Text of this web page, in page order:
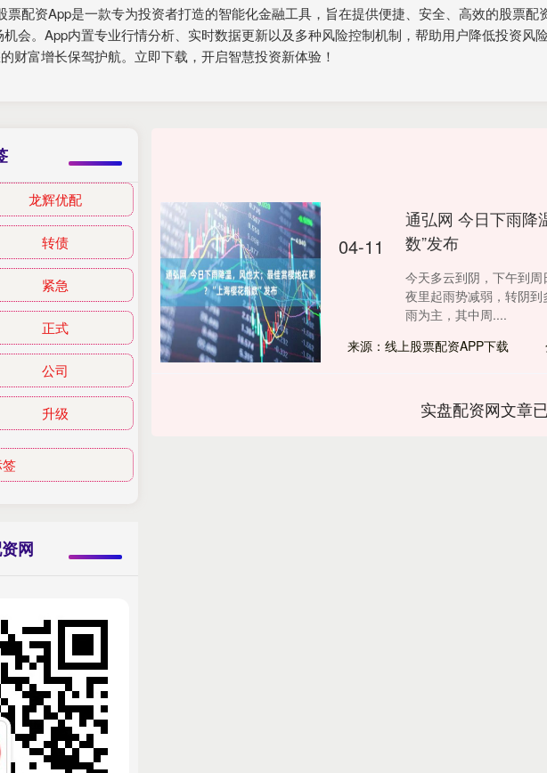
票配资App是一款专为投资者打造的智能化金融工具，旨在提供便捷、安全、高效的股票配
会。App内置专业行情分析、实时数据更新以及多种风险控制机制，帮助用户降低投资风
财富增长保驾护航。立即下载，开启智慧投资新体验！
04-11
通弘网 今日下雨降
数”发布
今天多云到阴，下午到
夜里起雨势减弱，转阴
雨为主，其中周....
来源：线上股票配资APP下载
实盘配资网文章
龙辉优配
转债
紧急
正式
公司
升级
网